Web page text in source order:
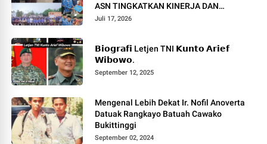
ASN TINGKATKAN KINERJA DAN
PELAYANAN MASYARAKAT.
Juli 17, 2026
𝗕𝗶𝗼𝗴𝗿𝗮𝗳𝗶 Letjen TNI 𝗞𝘂𝗻𝘁𝗼 𝗔𝗿𝗶𝗲𝗳
𝗪𝗶𝗯𝗼𝘄𝗼.
September 12, 2025
Mengenal Lebih Dekat Ir. Nofil Anoverta
Datuak Rangkayo Batuah Cawako
Bukittinggi
September 02, 2024